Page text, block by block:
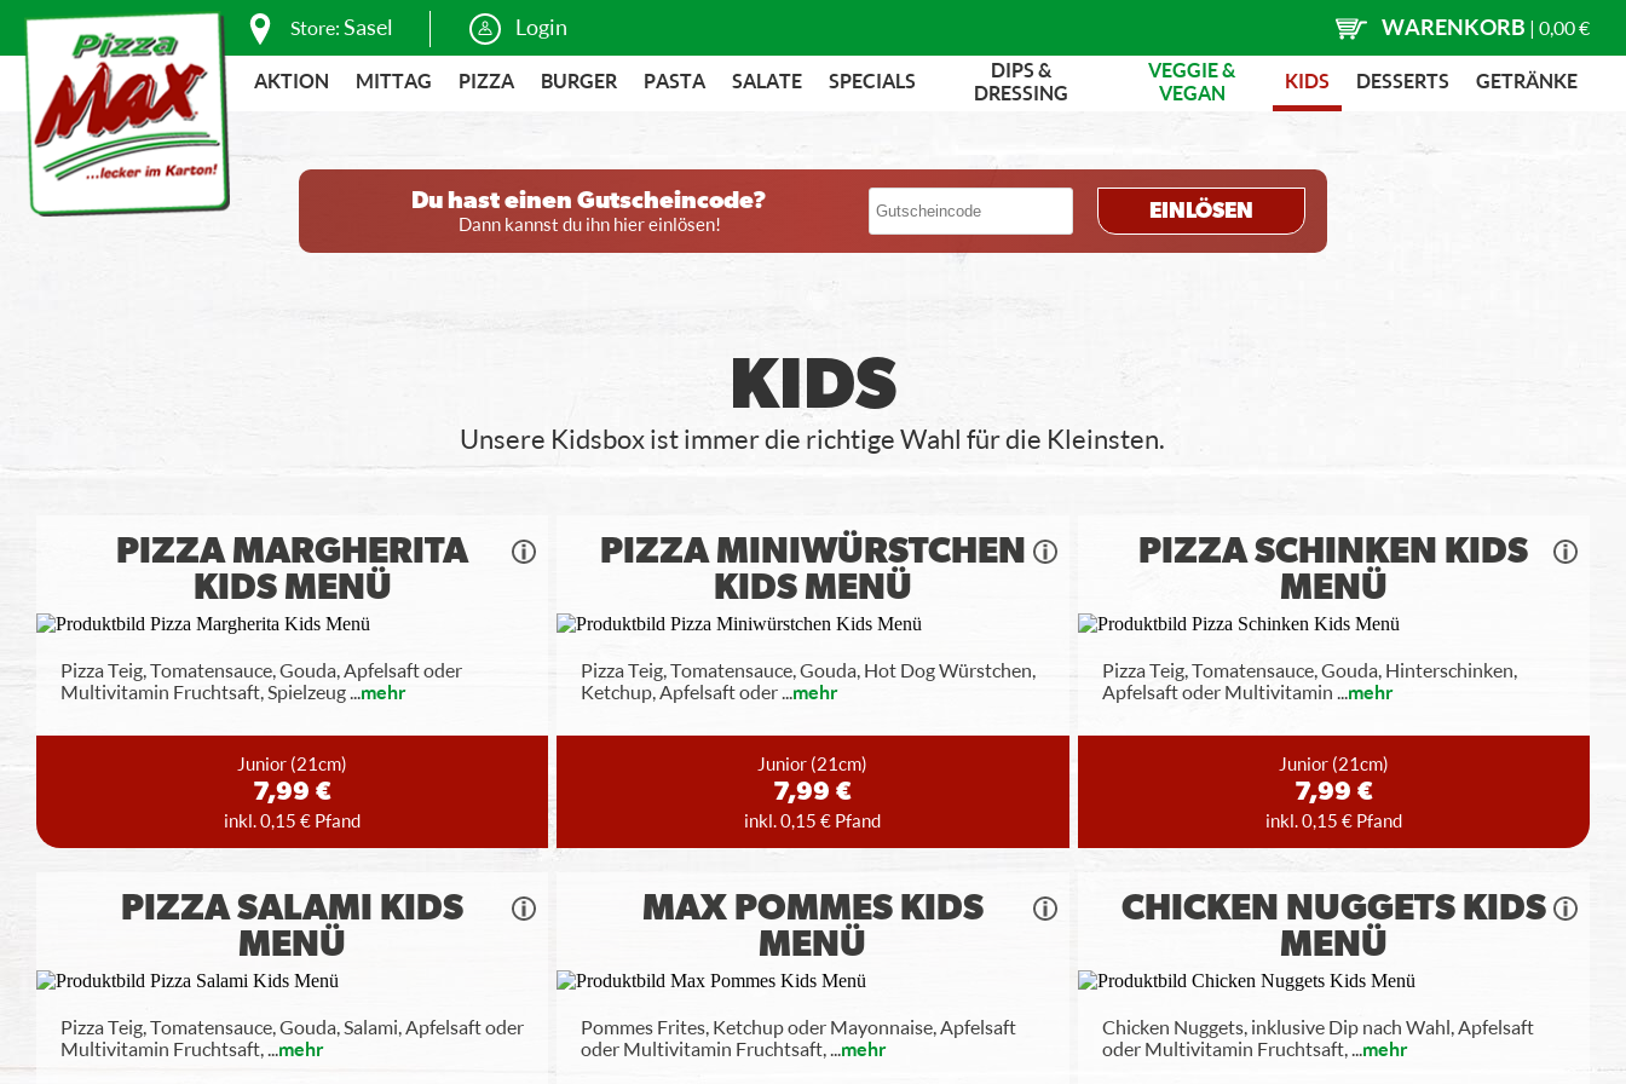
Store: Sasel Login WARENKORB | 0,00 €
AKTION MITTAG PIZZA BURGER PASTA SALATE SPECIALS
DIPS &
DRESSING
VEGGIE &
VEGAN
KIDS DESSERTS GETRÄNKE
Du hast einen Gutscheincode?
Dann kannst du ihn hier einlösen!
EINLÖSEN
KIDS
Unsere Kidsbox ist immer die richtige Wahl für die Kleinsten.
PIZZA MARGHERITA
KIDS MENÜ
Pizza Teig, Tomatensauce, Gouda, Apfelsaft oder
Multivitamin Fruchtsaft, Spielzeug...mehr
Junior (21cm)
7,99 €
inkl. 0,15 € Pfand
PIZZA MINIWÜRSTCHEN
KIDS MENÜ
Pizza Teig, Tomatensauce, Gouda, Hot Dog Würstchen,
Ketchup, Apfelsaft oder...mehr
Junior (21cm)
7,99 €
inkl. 0,15 € Pfand
PIZZA SCHINKEN KIDS
MENÜ
Pizza Teig, Tomatensauce, Gouda, Hinterschinken,
Apfelsaft oder Multivitamin ...mehr
Junior (21cm)
7,99 €
inkl. 0,15 € Pfand
PIZZA SALAMI KIDS
MENÜ
Pizza Teig, Tomatensauce, Gouda, Salami, Apfelsaft oder
Multivitamin Fruchtsaft,...mehr
MAX POMMES KIDS
MENÜ
Pommes Frites, Ketchup oder Mayonnaise, Apfelsaft
oder Multivitamin Fruchtsaft,...mehr
CHICKEN NUGGETS KIDS
MENÜ
Chicken Nuggets, inklusive Dip nach Wahl, Apfelsaft
oder Multivitamin Fruchtsaft,...mehr